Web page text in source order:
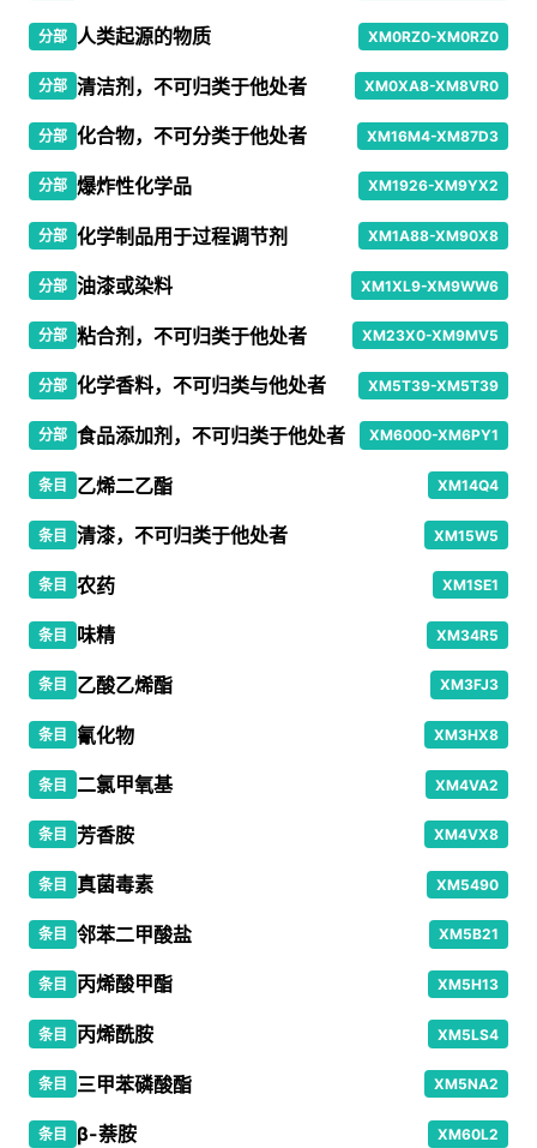
分部 人类起源的物质 XM0RZ0-XM0RZ0
分部 清洁剂，不可归类于他处者 XM0XA8-XM8VR0
分部 化合物，不可分类于他处者 XM16M4-XM87D3
分部 爆炸性化学品 XM1926-XM9YX2
分部 化学制品用于过程调节剂 XM1A88-XM90X8
分部 油漆或染料 XM1XL9-XM9WW6
分部 粘合剂，不可归类于他处者 XM23X0-XM9MV5
分部 化学香料，不可归类与他处者 XM5T39-XM5T39
分部 食品添加剂，不可归类于他处者 XM6000-XM6PY1
条目 乙烯二乙酯 XM14Q4
条目 清漆，不可归类于他处者 XM15W5
条目 农药 XM1SE1
条目 味精 XM34R5
条目 乙酸乙烯酯 XM3FJ3
条目 氰化物 XM3HX8
条目 二氯甲氧基 XM4VA2
条目 芳香胺 XM4VX8
条目 真菌毒素 XM5490
条目 邻苯二甲酸盐 XM5B21
条目 丙烯酸甲酯 XM5H13
条目 丙烯酰胺 XM5LS4
条目 三甲苯磷酸酯 XM5NA2
条目 β-萘胺 XM60L2